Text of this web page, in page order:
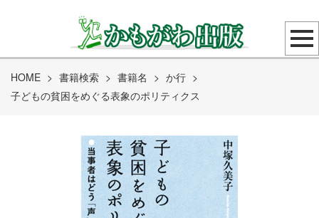
HOME > 書籍検索 > 書籍名 > か行 >
子どもの貧困をめぐる表象のポリティクス